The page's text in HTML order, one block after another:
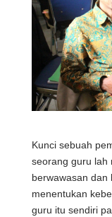
Kunci sebuah
seorang guru lah
berwawasan dan
menentukan
guru itu sendiri